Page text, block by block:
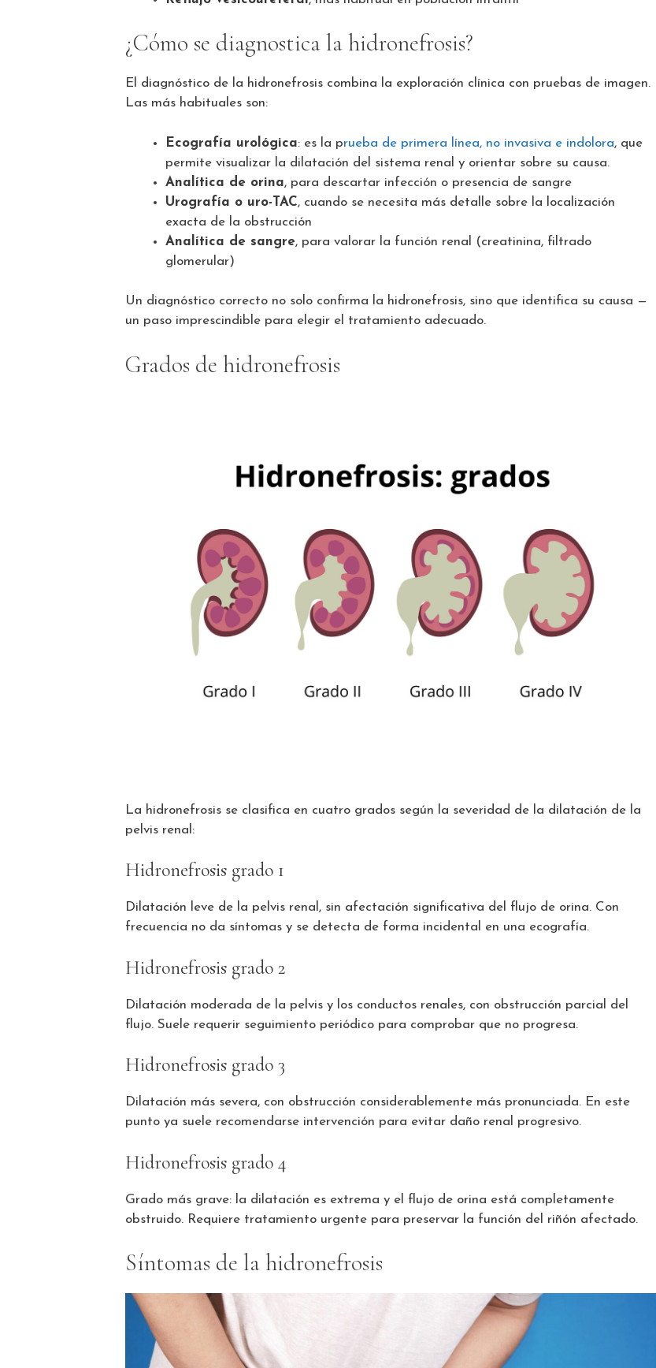
¿Cómo se diagnostica la hidronefrosis?
El diagnóstico de la hidronefrosis combina la exploración clínica con pruebas de imagen.
Las más habituales son:
Ecografía urológica: es la prueba de primera línea, no invasiva e indolora, que
permite visualizar la dilatación del sistema renal y orientar sobre su causa.
Analítica de orina, para descartar infección o presencia de sangre
Urografía o uro-TAC, cuando se necesita más detalle sobre la localización
exacta de la obstrucción
Analítica de sangre, para valorar la función renal (creatinina, filtrado
glomerular)
Un diagnóstico correcto no solo confirma la hidronefrosis, sino que identifica su causa —
un paso imprescindible para elegir el tratamiento adecuado.
Grados de hidronefrosis
La hidronefrosis se clasifica en cuatro grados según la severidad de la dilatación de la
pelvis renal:
Hidronefrosis grado 1
Dilatación leve de la pelvis renal, sin afectación significativa del flujo de orina. Con
frecuencia no da síntomas y se detecta de forma incidental en una ecografía.
Hidronefrosis grado 2
Dilatación moderada de la pelvis y los conductos renales, con obstrucción parcial del
flujo. Suele requerir seguimiento periódico para comprobar que no progresa.
Hidronefrosis grado 3
Dilatación más severa, con obstrucción considerablemente más pronunciada. En este
punto ya suele recomendarse intervención para evitar daño renal progresivo.
Hidronefrosis grado 4
Grado más grave: la dilatación es extrema y el flujo de orina está completamente
obstruido. Requiere tratamiento urgente para preservar la función del riñón afectado.
Síntomas de la hidronefrosis